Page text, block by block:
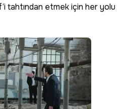
tahtından etmek için her yolu